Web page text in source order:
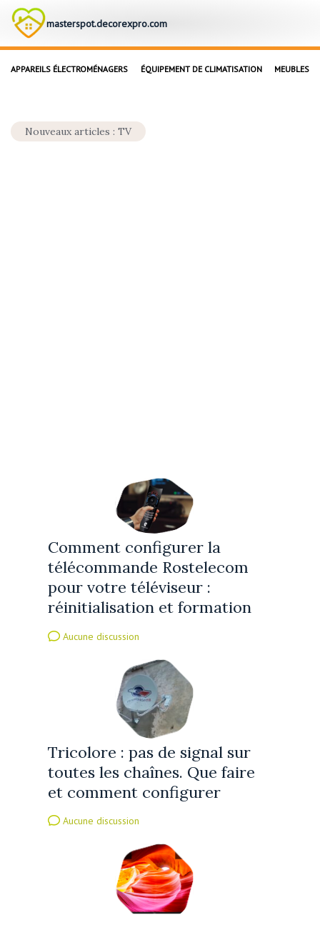
masterspot.decorexpro.com
APPAREILS ÉLECTROMÉNAGERS ÉQUIPEMENT DE CLIMATISATION MEUBLES
Nouveaux articles : TV
Comment configurer la
télécommande Rostelecom
pour votre téléviseur :
réinitialisation et formation
Aucune discussion
Tricolore : pas de signal sur
toutes les chaînes. Que faire
et comment configurer
Aucune discussion